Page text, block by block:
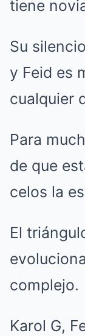
Su
y Feid es
cualquier
Para
de que
celos la
El
complejo.
Karol G,